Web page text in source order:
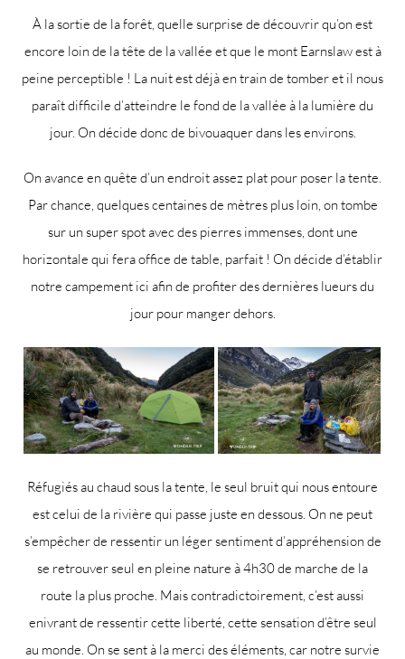
À la sortie de la forêt, quelle surprise de découvrir qu’on est
encore loin de la tête de la vallée et que le mont Earnslaw est à
peine perceptible ! La nuit est déjà en train de tomber et il nous
paraît difficile d’atteindre le fond de la vallée à la lumière du
jour. On décide donc de bivouaquer dans les environs.
On avance en quête d’un endroit assez plat pour poser la tente.
Par chance, quelques centaines de mètres plus loin, on tombe
sur un super spot avec des pierres immenses, dont une
horizontale qui fera office de table, parfait ! On décide d’établir
notre campement ici afin de profiter des dernières lueurs du
jour pour manger dehors.
Réfugiés au chaud sous la tente, le seul bruit qui nous entoure
est celui de la rivière qui passe juste en dessous. On ne peut
s’empêcher de ressentir un léger sentiment d’appréhension de
se retrouver seul en pleine nature à 4h30 de marche de la
route la plus proche. Mais contradictoirement, c’est aussi
enivrant de ressentir cette liberté, cette sensation d’être seul
au monde. On se sent à la merci des éléments, car notre survie